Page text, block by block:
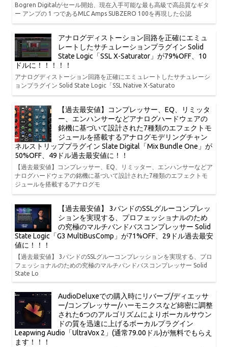
Bogren Digitalがセール開始、現在入手可能な最も高級で高品質なギタ
ー アンプの 1 つであるMLC Amps SUBZERO 100を再現した公認
アナログディストーション回路を正確にエミュ
レートしたサチュレーションプラグイン Solid
State Logic「SSL X-Saturator」が79%OFF、10
ドルに！！！！！
アナログディストーション回路を正確にエミュレートしたサチュレーシ
ョンプラグイン Solid State Logic「SSL Native X-Saturato
【過去最安値】コンプレッサー、EQ、リミッタ
ー、エンハンサーなどアナログハードウェアの
銘機に基づいて設計された7種類のエフェクトモ
ジュールを搭載するアナログモデリングチャン
ネルストリッププラグイン Slate Digital「Mix Bundle One」が
50%OFF、49ドル過去最安値に！！
【過去最安値】コンプレッサー、EQ、リミッター、エンハンサーなどア
ナログハードウェアの銘機に基づいて設計された7種類のエフェクトモ
ジュールを搭載するアナログモ
【過去最安値】 3バンドのSSLグルーコンプレッ
ションを実現する、プロフェッショナルのため
の究極のマルチバンドバスコンプレッサー Solid
State Logic「G3 MultiBusComp」が71%OFF、29ドル過去最安
値に！！！
【過去最安値】 3バンドのSSLグルーコンプレッションを実現する、プロ
フェッショナルのための究極のマルチバンドバスコンプレッサー Solid
State Lo
AudioDeluxeでの購入時にリバーブ/ディエッサ
ー/コンプレッサー/ハーモニクスなど綿密に調整
された6つのアルゴリズムによりボーカルサウン
ドの質を迅速に上げるボーカルプラグイン
Leapwing Audio「UltraVox 2」(通常79.00ドル)が無料でもらえ
ます！！！